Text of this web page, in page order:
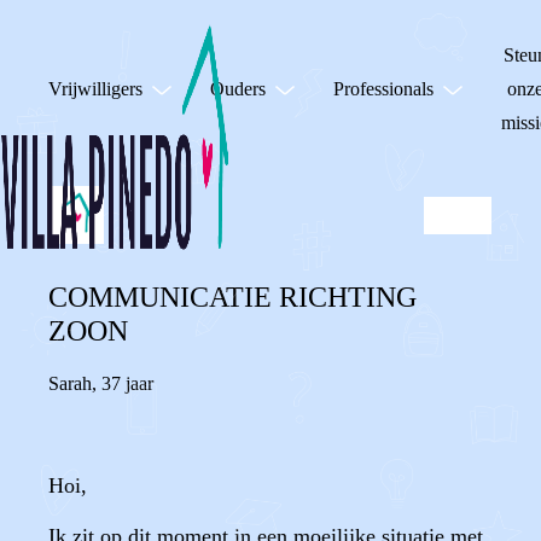
Vrijwilligers Ouders Professionals
COMMUNICATIE RICHTING
ZOON
Sarah, 37 jaar
Hoi,
Ik zit op dit moment in een moeilijke situatie met